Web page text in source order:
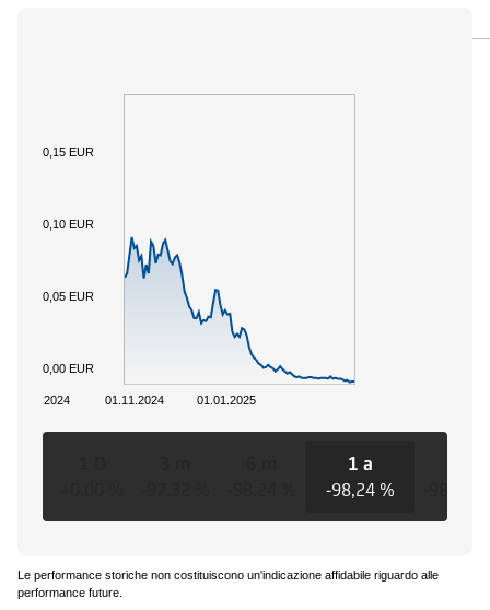
01.11.2024 01.01.2025
01.09.2024
0,00 EUR
0,05 EUR
0,10 EUR
0,15 EUR
1 a
-98,24 %
Le performance storiche non costituiscono un'indicazione affidabile riguardo alle
performance future.